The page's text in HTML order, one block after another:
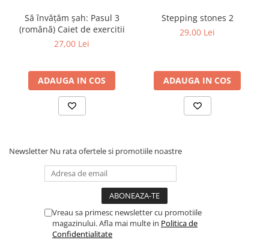
Conținut Video
Faza 3
Kit Chess Architect
Experiențe Șahiste
Antrenamente Șahiste
Să învățăm șah: Pasul 3
(română) Caiet de exercitii
27,00 Lei
ADAUGA IN COS
Stepping stones 2
29,00 Lei
ADAUGA IN COS
Newsletter Nu rata ofertele si promotiile noastre
Vreau sa primesc newsletter cu promotiile
magazinului. Afla mai multe in Politica de
Confidentialitate